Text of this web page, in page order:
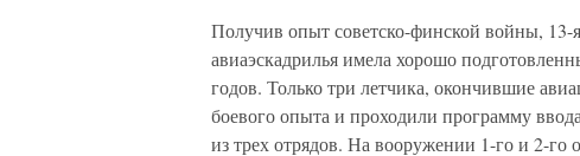
Получив опыт советско-финской войны, 13-
авиаэскадрилья имела хорошо
годов. Только три летчика, окончившие
боевого опыта и проходили программу
из трех отрядов. На вооружении 1-го и 2-